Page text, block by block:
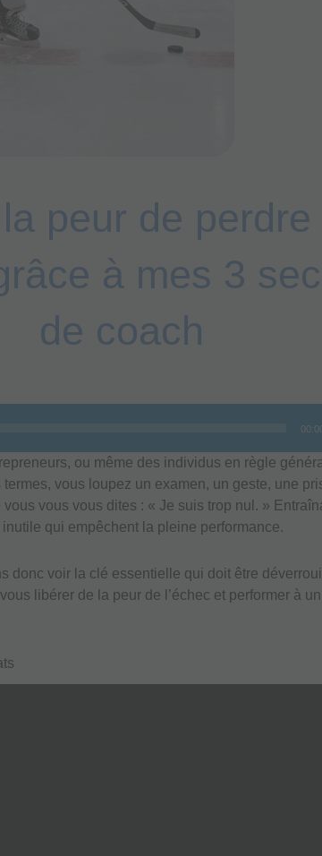
peur de perdre
à mes 3
de coach
ou même des individus en règle
termes, vous loupez un examen, un geste, une
vous vous vous dites : « Je suis trop nul. »
qui empêchent la pleine performance.
donc voir la clé essentielle qui doit être
libérer de la peur de l’échec et performer à